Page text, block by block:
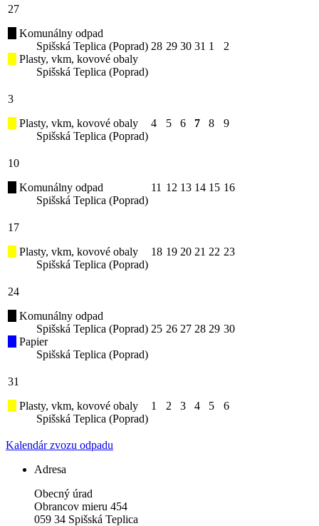
27
Komunálny odpad
Spišská Teplica (Poprad)
Plasty, vkm, kovové obaly
Spišská Teplica (Poprad)
28 29 30 31 1 2
3
Plasty, vkm, kovové obaly
Spišská Teplica (Poprad)
4 5 6 7 8 9
10
Komunálny odpad
Spišská Teplica (Poprad)
11 12 13 14 15 16
17
Plasty, vkm, kovové obaly
Spišská Teplica (Poprad)
18 19 20 21 22 23
24
Komunálny odpad
Spišská Teplica (Poprad)
Papier
Spišská Teplica (Poprad)
25 26 27 28 29 30
31
Plasty, vkm, kovové obaly
Spišská Teplica (Poprad)
1 2 3 4 5 6
Kalendár zvozu odpadu
Adresa
Obecný úrad
Obrancov mieru 454
059 34 Spišská Teplica